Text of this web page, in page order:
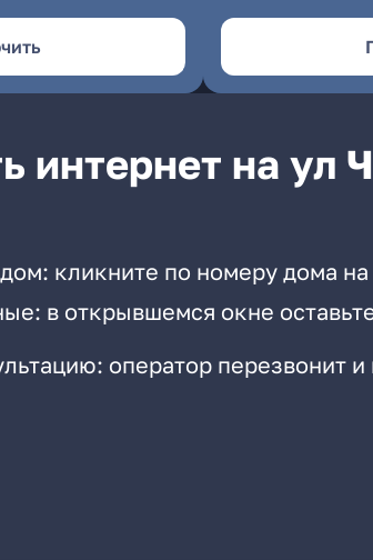
интернет на ул
кликните по номеру дома на
в открывшемся окне
оператор перезвонит